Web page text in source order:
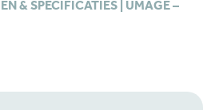
& SPECIFICATIES | UMAGE –